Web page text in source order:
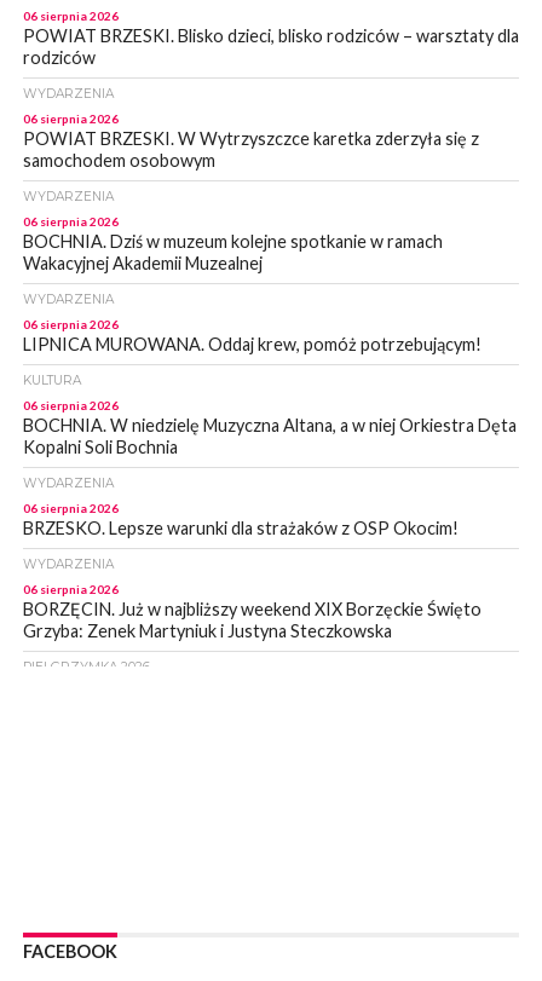
06 sierpnia 2026
POWIAT BRZESKI. Blisko dzieci, blisko rodziców – warsztaty dla
rodziców
WYDARZENIA
06 sierpnia 2026
POWIAT BRZESKI. W Wytrzyszczce karetka zderzyła się z
samochodem osobowym
WYDARZENIA
06 sierpnia 2026
BOCHNIA. Dziś w muzeum kolejne spotkanie w ramach
Wakacyjnej Akademii Muzealnej
WYDARZENIA
06 sierpnia 2026
LIPNICA MUROWANA. Oddaj krew, pomóż potrzebującym!
KULTURA
06 sierpnia 2026
BOCHNIA. W niedzielę Muzyczna Altana, a w niej Orkiestra Dęta
Kopalni Soli Bochnia
WYDARZENIA
06 sierpnia 2026
BRZESKO. Lepsze warunki dla strażaków z OSP Okocim!
WYDARZENIA
06 sierpnia 2026
BORZĘCIN. Już w najbliższy weekend XIX Borzęckie Święto
Grzyba: Zenek Martyniuk i Justyna Steczkowska
PIELGRZYMKA 2026
[PROGRAM]
FACEBOOK